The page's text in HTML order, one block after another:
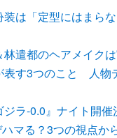
装は「定型にはま
林遣都のヘアメイク
表す3つのこと 人物
ジラ-0.0』ナイト開
マる？3つの視点か